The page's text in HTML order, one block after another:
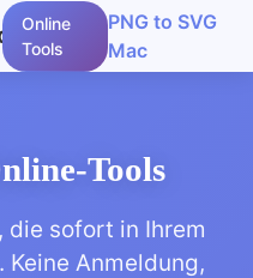
Online
Tools
PNG to SVG
Mac
Tools
die sofort in Ihrem
Anmeldung,